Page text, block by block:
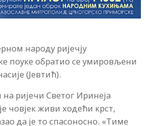
народу ријечју
поуке обратио се умировљени
(Јевтић).
на ријечи Светог Иринеја
човјек живи ходећи крст,
да је то спасоносно. «Тиме